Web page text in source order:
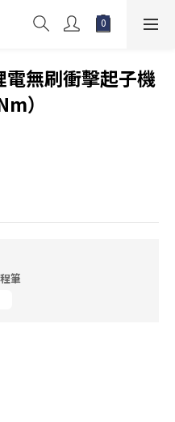
無刷衝擊起子機
）
筆